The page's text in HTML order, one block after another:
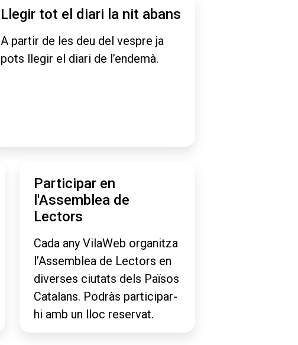
Llegir tot el diari la nit abans
A partir de les deu del vespre ja
pots llegir el diari de l’endemà.
Participar en
l'Assemblea de
Lectors
Cada any VilaWeb organitza
l’Assemblea de Lectors en
diverses ciutats dels Països
Catalans. Podràs participar-
hi amb un lloc reservat.